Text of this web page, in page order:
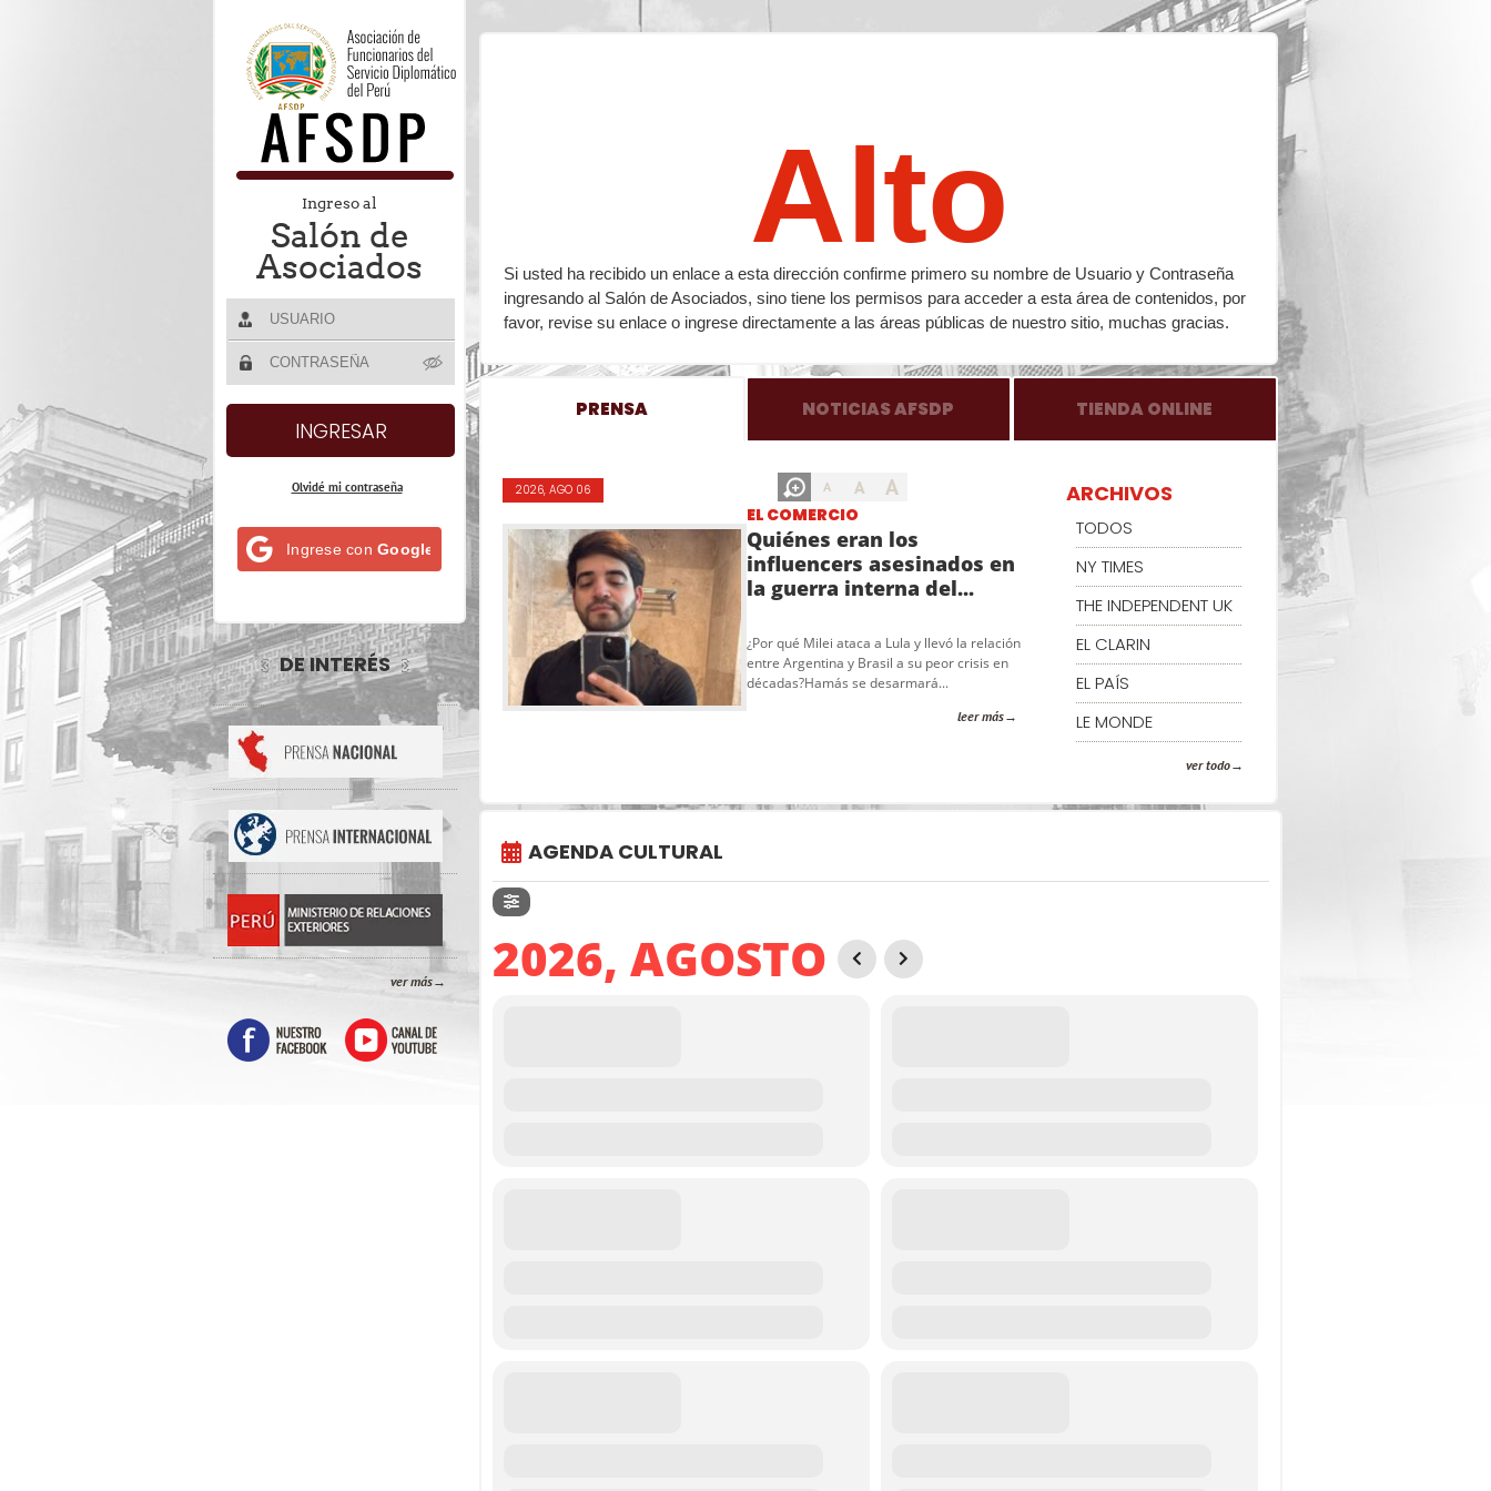
Ingreso al
Salón de
Asociados
Olvidé mi contraseña
Ingrese con Google
DE INTERÉS
ver más
Alto
Si usted ha recibido un enlace a esta dirección confirme primero su nombre de Usuario y Contraseña
ingresando al Salón de Asociados, sino tiene los permisos para acceder a esta área de contenidos, por
favor, revise su enlace o ingrese directamente a las áreas públicas de nuestro sitio, muchas gracias.
PRENSA NOTICIAS AFSDP TIENDA ONLINE
A A A
2026, AGO 06
EL COMERCIO
Quiénes eran los
influencers asesinados en
la guerra interna del...
¿Por qué Milei ataca a Lula y llevó la relación
entre Argentina y Brasil a su peor crisis en
décadas?Hamás se desarmará...
leer más
ARCHIVOS
TODOS
NY TIMES
THE INDEPENDENT UK
EL CLARIN
EL PAÍS
LE MONDE
ver todo
AGENDA CULTURAL
2026, AGOSTO